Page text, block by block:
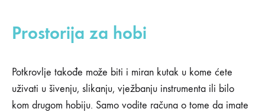
Prostorija za hobi
Potkrovlje takođe može biti i miran kutak u kome ćete
uživati u šivenju, slikanju, vježbanju instrumenta ili bilo
kom drugom hobiju. Samo vodite računa o tome da imate